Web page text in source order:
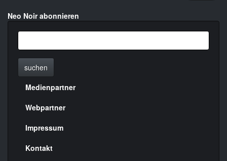
Seite
Neo Noir abonnieren
suchen
Menülinks
rechte
Seite
Medienpartner
Webpartner
Impressum
Kontakt